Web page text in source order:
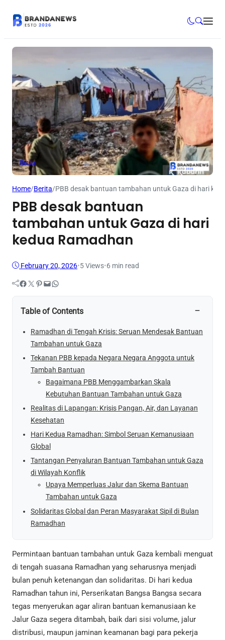
Berita
Home/Berita/PBB desak bantuan tambahan untuk Gaza di hari
PBB desak bantuan
tambahan untuk Gaza di hari
kedua Ramadhan
February 20, 2026•5Views•6 min read
Facebook Twitter Pinterest Mail WhatsApp
Table of Contents −
Ramadhan di Tengah Krisis: Seruan Mendesak Bantuan
Tambahan untuk Gaza
Tekanan PBB kepada Negara Negara Anggota untuk
Tambah Bantuan
Bagaimana PBB Menggambarkan Skala
Kebutuhan Bantuan Tambahan untuk Gaza
Realitas di Lapangan: Krisis Pangan, Air, dan Layanan
Kesehatan
Hari Kedua Ramadhan: Simbol Seruan Kemanusiaan
Global
Tantangan Penyaluran Bantuan Tambahan untuk Gaza
di Wilayah Konflik
Upaya Memperluas Jalur dan Skema Bantuan
Tambahan untuk Gaza
Solidaritas Global dan Peran Masyarakat Sipil di Bulan
Ramadhan
Permintaan bantuan tambahan untuk Gaza kembali menguat
di tengah suasana Ramadhan yang seharusnya menjadi
bulan penuh ketenangan dan solidaritas. Di hari kedua
Ramadhan tahun ini, Perserikatan Bangsa Bangsa secara
tegas menyerukan agar aliran bantuan kemanusiaan ke
Jalur Gaza segera ditambah, baik dari sisi volume, jalur
distribusi, maupun jaminan keamanan bagi para pekerja